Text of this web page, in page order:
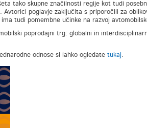
tako skupne značilnosti regije kot tudi
Avtorici poglavje zaključita s priporočili za
tudi pomembne učinke na razvoj
poprodajni trg: globalni in
odnose si lahko ogledate tukaj.